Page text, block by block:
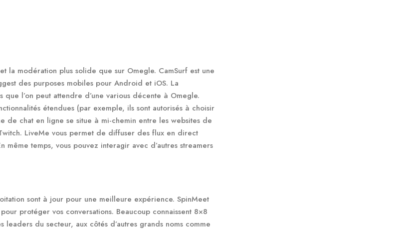
la modération plus solide que sur Omegle. CamSurf est une
des purposes mobiles pour Android et iOS. La
l’on peut attendre d’une various décente à Omegle.
étendues (par exemple, ils sont autorisés à choisir
de chat en ligne se situe à mi-chemin entre les websites de
LiveMe vous permet de diffuser des flux en direct
temps, vous pouvez interagir avec d’autres streamers
sont à jour pour une meilleure expérience. SpinMeet
protéger vos conversations. Beaucoup connaissent 8×8
du secteur, aux côtés d’autres grands noms comme